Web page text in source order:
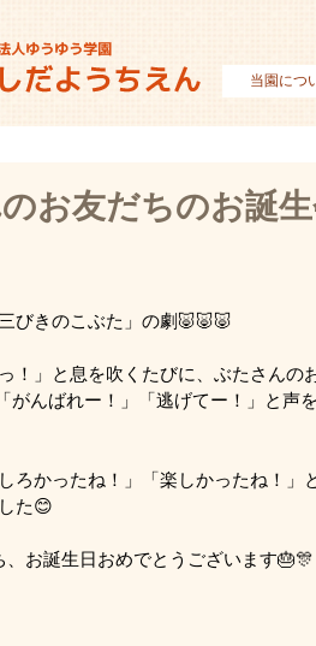
当園につ
お友だちのお誕
びきのこぶた」の劇🐷🐷🐷
！」と息を吹くたびに、ぶたさんの
がんばれー！」「逃げてー！」と声
ろかったね！」「楽しかったね！」
た😊
、お誕生日おめでとうございます🎂🎊